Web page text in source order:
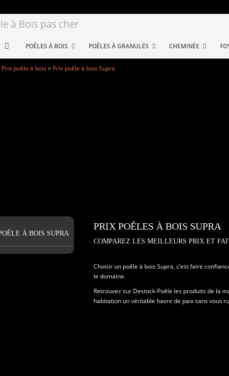
POÊLES À BOIS POÊLES À GRANULÉS CHEMINÉE
Prix poêle à bois> Prix poêle à bois Supra
À BOIS SUPRA
PRIX POÊLES À BOIS SUPRA
COMPAREZ LES MEILLEURS PRIX ET
Choisir un poêle à bois Supra, c’est faire
le domaine.
Retrouvez sur Destock-Poêle les produits de la
habitation un véritable havre de paix sans vous